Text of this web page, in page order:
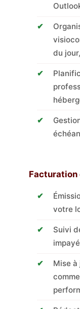
du
Facturation
votre
Suivi
Mise